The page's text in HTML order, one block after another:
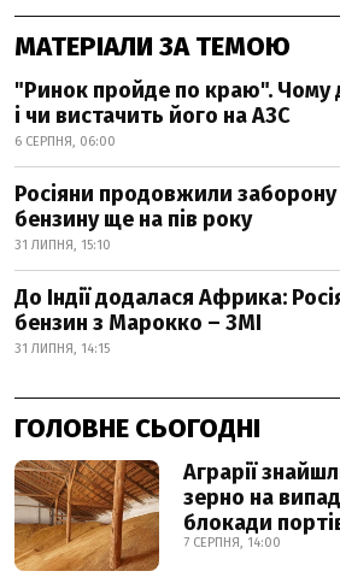
МАТЕРІАЛИ ЗА ТЕМОЮ
"Ринок пройде по краю". Чому
і чи вистачить його на АЗС
6 СЕРПНЯ, 06:00
Росіяни продовжили
бензину ще на пів року
31 ЛИПНЯ, 15:10
До Індії додалася Африка:
бензин з Марокко – ЗМІ
31 ЛИПНЯ, 14:15
ГОЛОВНЕ СЬОГОДНІ
Аграрії
зерно на
блокади
7 СЕРПНЯ, 14:00